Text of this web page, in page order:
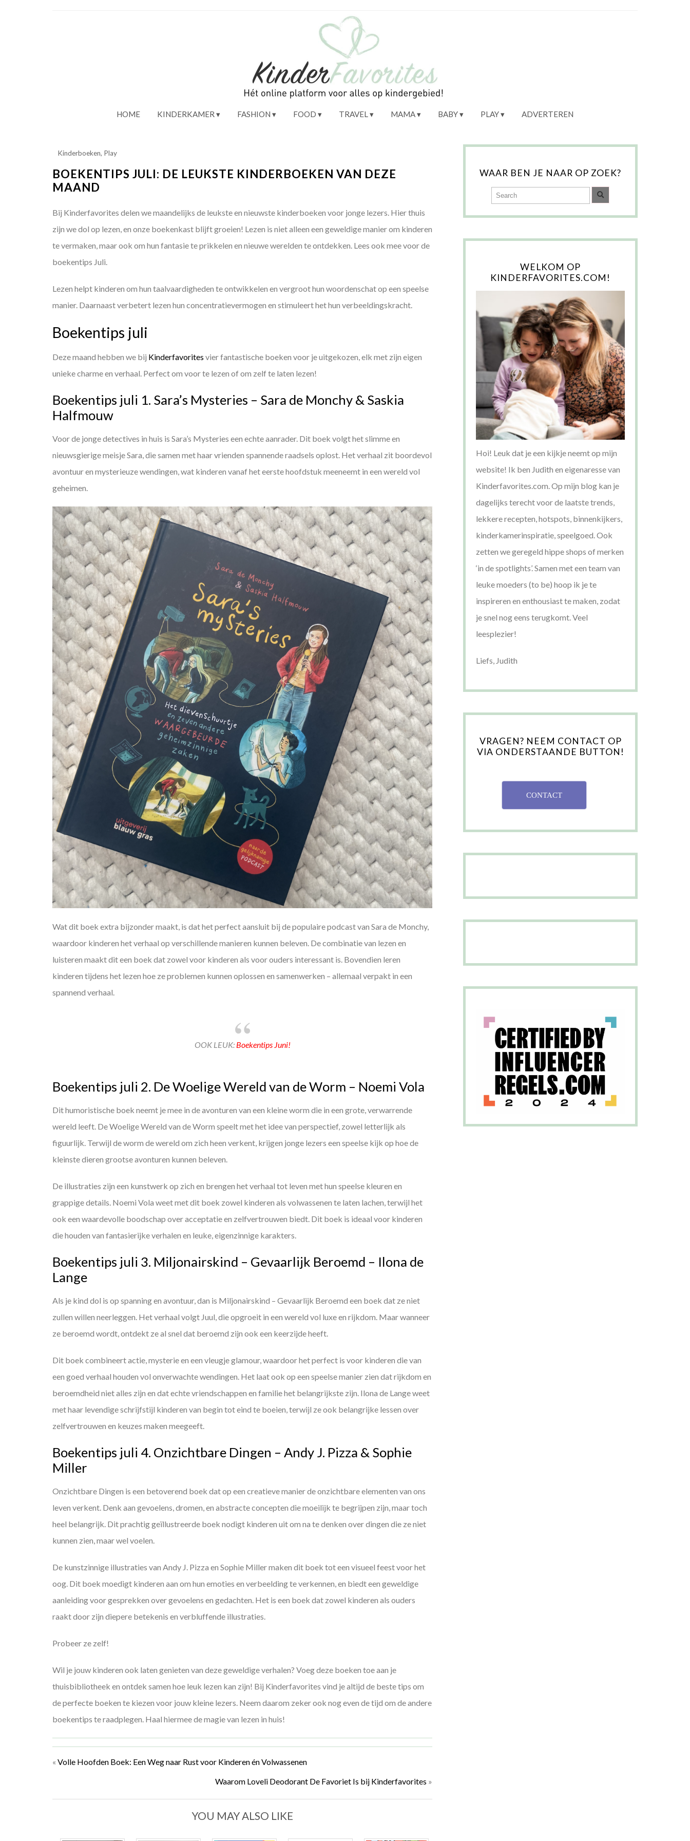
HOME KINDERKAMER FASHION FOOD TRAVEL MAMA BABY PLAY ADVERTEREN
Kinderboeken, Play
BOEKENTIPS JULI: DE LEUKSTE KINDERBOEKEN VAN DEZE
MAAND
Bij Kinderfavorites delen we maandelijks de leukste en nieuwste kinderboeken voor jonge lezers. Hier thuis
zijn we dol op lezen, en onze boekenkast blijft groeien! Lezen is niet alleen een geweldige manier om kinderen
te vermaken, maar ook om hun fantasie te prikkelen en nieuwe werelden te ontdekken. Lees ook mee voor de
boekentips Juli.
Lezen helpt kinderen om hun taalvaardigheden te ontwikkelen en vergroot hun woordenschat op een speelse
manier. Daarnaast verbetert lezen hun concentratievermogen en stimuleert het hun verbeeldingskracht.
Boekentips juli
Deze maand hebben we bij Kinderfavorites vier fantastische boeken voor je uitgekozen, elk met zijn eigen
unieke charme en verhaal. Perfect om voor te lezen of om zelf te laten lezen!
Boekentips juli 1. Sara’s Mysteries – Sara de Monchy & Saskia
Halfmouw
Voor de jonge detectives in huis is Sara’s Mysteries een echte aanrader. Dit boek volgt het slimme en
nieuwsgierige meisje Sara, die samen met haar vrienden spannende raadsels oplost. Het verhaal zit boordevol
avontuur en mysterieuze wendingen, wat kinderen vanaf het eerste hoofdstuk meeneemt in een wereld vol
geheimen.
Wat dit boek extra bijzonder maakt, is dat het perfect aansluit bij de populaire podcast van Sara de Monchy,
waardoor kinderen het verhaal op verschillende manieren kunnen beleven. De combinatie van lezen en
luisteren maakt dit een boek dat zowel voor kinderen als voor ouders interessant is. Bovendien leren
kinderen tijdens het lezen hoe ze problemen kunnen oplossen en samenwerken – allemaal verpakt in een
spannend verhaal.
OOK LEUK: Boekentips Juni!
Boekentips juli 2. De Woelige Wereld van de Worm – Noemi Vola
Dit humoristische boek neemt je mee in de avonturen van een kleine worm die in een grote, verwarrende
wereld leeft. De Woelige Wereld van de Worm speelt met het idee van perspectief, zowel letterlijk als
figuurlijk. Terwijl de worm de wereld om zich heen verkent, krijgen jonge lezers een speelse kijk op hoe de
kleinste dieren grootse avonturen kunnen beleven.
De illustraties zijn een kunstwerk op zich en brengen het verhaal tot leven met hun speelse kleuren en
grappige details. Noemi Vola weet met dit boek zowel kinderen als volwassenen te laten lachen, terwijl het
ook een waardevolle boodschap over acceptatie en zelfvertrouwen biedt. Dit boek is ideaal voor kinderen
die houden van fantasierijke verhalen en leuke, eigenzinnige karakters.
Boekentips juli 3. Miljonairskind – Gevaarlijk Beroemd – Ilona de
Lange
Als je kind dol is op spanning en avontuur, dan is Miljonairskind – Gevaarlijk Beroemd een boek dat ze niet
zullen willen neerleggen. Het verhaal volgt Juul, die opgroeit in een wereld vol luxe en rijkdom. Maar wanneer
ze beroemd wordt, ontdekt ze al snel dat beroemd zijn ook een keerzijde heeft.
Dit boek combineert actie, mysterie en een vleugje glamour, waardoor het perfect is voor kinderen die van
een goed verhaal houden vol onverwachte wendingen. Het laat ook op een speelse manier zien dat rijkdom en
beroemdheid niet alles zijn en dat echte vriendschappen en familie het belangrijkste zijn. Ilona de Lange weet
met haar levendige schrijfstijl kinderen van begin tot eind te boeien, terwijl ze ook belangrijke lessen over
zelfvertrouwen en keuzes maken meegeeft.
Boekentips juli 4. Onzichtbare Dingen – Andy J. Pizza & Sophie
Miller
Onzichtbare Dingen is een betoverend boek dat op een creatieve manier de onzichtbare elementen van ons
leven verkent. Denk aan gevoelens, dromen, en abstracte concepten die moeilijk te begrijpen zijn, maar toch
heel belangrijk. Dit prachtig geïllustreerde boek nodigt kinderen uit om na te denken over dingen die ze niet
kunnen zien, maar wel voelen.
De kunstzinnige illustraties van Andy J. Pizza en Sophie Miller maken dit boek tot een visueel feest voor het
oog. Dit boek moedigt kinderen aan om hun emoties en verbeelding te verkennen, en biedt een geweldige
aanleiding voor gesprekken over gevoelens en gedachten. Het is een boek dat zowel kinderen als ouders
raakt door zijn diepere betekenis en verbluffende illustraties.
Probeer ze zelf!
Wil je jouw kinderen ook laten genieten van deze geweldige verhalen? Voeg deze boeken toe aan je
thuisbibliotheek en ontdek samen hoe leuk lezen kan zijn! Bij Kinderfavorites vind je altijd de beste tips om
de perfecte boeken te kiezen voor jouw kleine lezers. Neem daarom zeker ook nog even de tijd om de andere
boekentips te raadplegen. Haal hiermee de magie van lezen in huis!
« Volle Hoofden Boek: Een Weg naar Rust voor Kinderen én Volwassenen
Waarom Loveli Deodorant De Favoriet Is bij Kinderfavorites »
YOU MAY ALSO LIKE
WAAR BEN JE NAAR OP ZOEK?
WELKOM OP
KINDERFAVORITES.COM!
Hoi! Leuk dat je een kijkje neemt op mijn
website! Ik ben Judith en eigenaresse van
Kinderfavorites.com. Op mijn blog kan je
dagelijks terecht voor de laatste trends,
lekkere recepten, hotspots, binnenkijkers,
kinderkamerinspiratie, speelgoed. Ook
zetten we geregeld hippe shops of merken
‘in de spotlights’. Samen met een team van
leuke moeders (to be) hoop ik je te
inspireren en enthousiast te maken, zodat
je snel nog eens terugkomt. Veel
leesplezier!
Liefs, Judith
VRAGEN? NEEM CONTACT OP
VIA ONDERSTAANDE BUTTON!
CONTACT